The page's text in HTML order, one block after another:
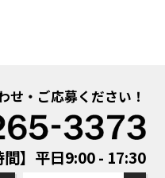
せ・ご応募ください！
間】平日9:00 - 17:30